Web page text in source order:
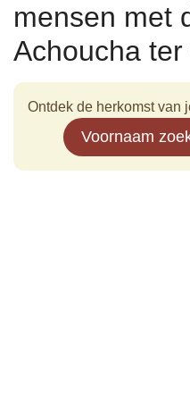
mensen met
Achoucha ter
Ontdek de herkomst van
Voornaam